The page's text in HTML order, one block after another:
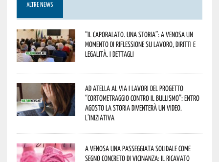
ALTRE NEWS
“Il caporalato. Una storia”: a Venosa un
momento di riflessione su lavoro, diritti e
legalità. I dettagli
Ad Atella al via i lavori del progetto
“Cortometraggio contro il bullismo”: entro
agosto la storia diventerà un video.
L’iniziativa
A Venosa una passeggiata solidale come
segno concreto di vicinanza: il ricavato